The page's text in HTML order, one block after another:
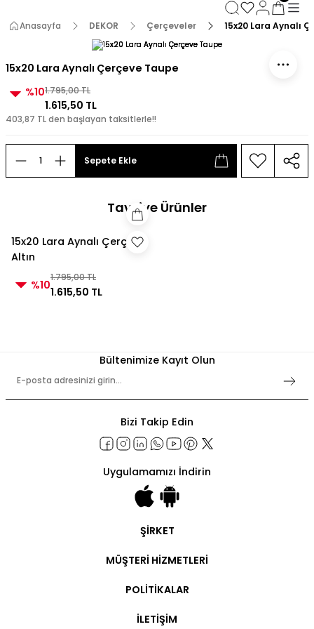
3000 TL ve Üzeri Alışverişlerde Kargo Bedava! 2
3000 TL ve Üzeri Alışverişlerde Kargo Bedava!
3000 TL ve Üzeri Alışverişlerde Kargo Bedava!
Anasayfa DEKOR Çerçeveler 15x20 Lara Aynalı
15x20 Lara Aynalı Çerçeve Taupe
%101.795,00 TL
1.615,50 TL
403,87 TL den başlayan taksitlerle!!
Sepete Ekle
Tavsiye Ürünler
15x20 Lara Aynalı Çerçeve
Altın
%10
1.795,00 TL
1.615,50 TL
Bültenimize Kayıt Olun
Bizi Takip Edin
Uygulamamızı İndirin
ŞİRKET
Hakkımızda
MÜŞTERİ HİZMETLERİ
Ticari Hesap
Sipariş Takip
Kargo Takip
POLİTİKALAR
Gizlilik Politikaları
İLETİŞİM